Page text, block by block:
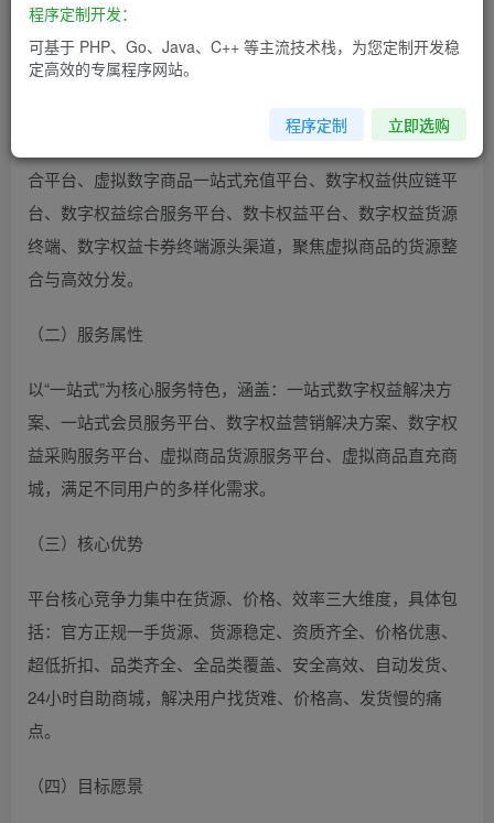
一、平台定位与核心卖点
平台核心定位围绕“数字权益”展开，主要包括：数字权益聚
合平台、虚拟数字商品一站式充值平台、数字权益供应链平
台、数字权益综合服务平台、数卡权益平台、数字权益货源
终端、数字权益卡券终端源头渠道，聚焦虚拟商品的货源整
合与高效分发。
（二）服务属性
以“一站式”为核心服务特色，涵盖：一站式数字权益解决方
案、一站式会员服务平台、数字权益营销解决方案、数字权
益采购服务平台、虚拟商品货源服务平台、虚拟商品直充商
城，满足不同用户的多样化需求。
（三）核心优势
平台核心竞争力集中在货源、价格、效率三大维度，具体包
括：官方正规一手货源、货源稳定、资质齐全、价格优惠、
超低折扣、品类齐全、全品类覆盖、安全高效、自动发货、
24小时自助商城，解决用户找货难、价格高、发货慢的痛
点。
（四）目标愿景
程序定制开发：
可基于 PHP、Go、Java、C++ 等主流技术栈，为您定制开发稳
定高效的专属程序网站。
程序定制 立即选购